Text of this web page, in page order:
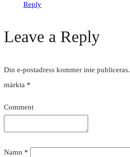
Reply
Leave a Reply
Din e-postadress kommer inte publiceras.
märkta *
Comment
Namn *